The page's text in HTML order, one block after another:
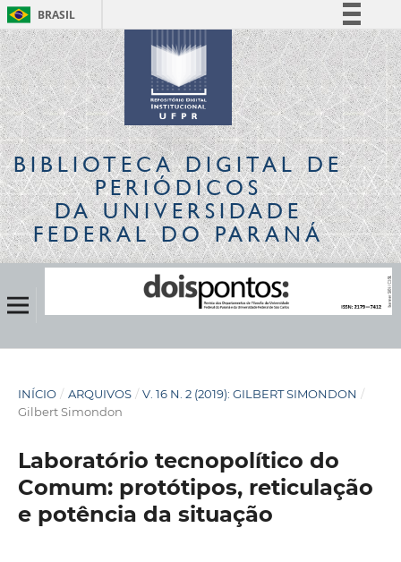
BRASIL
Simplifique!
Comunica BR
Participe
Acesso à informação
Legislação
Canais
BIBLIOTECA DIGITALDE
PERIÓDICOS
DA UNIVERSIDADE
FEDERAL DO PARANÁ
INÍCIO / ARQUIVOS / V. 16 N. 2 (2019): GILBERT SIMONDON /
Gilbert Simondon
Laboratório tecnopolítico do
Comum: protótipos, reticulação
e potência da situação